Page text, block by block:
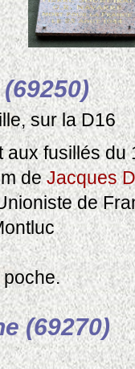
sur la D16
aux fusillés du
deJacques
de
(69270)